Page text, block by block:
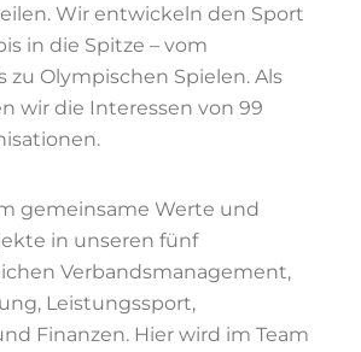
Wir entwickeln den Sport
in die Spitze – vom
zu Olympischen Spielen. Als
wir die Interessen von 99
gemeinsame Werte und
in unseren fünf
Verbandsmanagement,
Leistungssport,
Finanzen. Hier wird im Team